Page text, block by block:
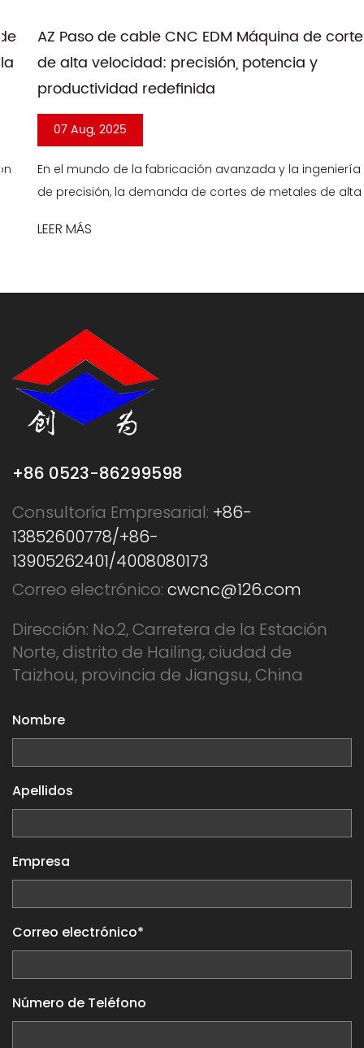
AZ Paso de cable CNC EDM Máquina de corte
de alta velocidad: precisión, potencia y
productividad redefinida
07 Aug, 2025
En el mundo de la fabricación avanzada y la ingeniería
de precisión, la demanda de cortes de metales de alta
componentes aeroespa...
LEER MÁS
+86 0523-86299598
Consultoría Empresarial: +86-
13852600778/+86-
13905262401/4008080173
Correo electrónico: cwcnc@126.com
Dirección: No.2, Carretera de la Estación
Norte, distrito de Hailing, ciudad de
Taizhou, provincia de Jiangsu, China
Nombre
Apellidos
Empresa
Correo electrónico*
Número de Teléfono